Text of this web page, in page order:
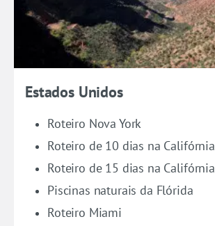
Estados Unidos
Roteiro Nova York
Roteiro de 10 dias na Califórnia
Roteiro de 15 dias na Califórnia
Piscinas naturais da Flórida
Roteiro Miami